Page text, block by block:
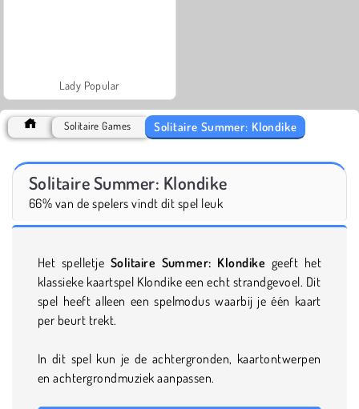
Lady Popular
Solitaire Games Solitaire Summer: Klondike
Solitaire Summer: Klondike
66% van de spelers vindt dit spel leuk
Het spelletje Solitaire Summer: Klondike geeft het
klassieke kaartspel Klondike een echt strandgevoel. Dit
spel heeft alleen een spelmodus waarbij je één kaart
per beurt trekt.
In dit spel kun je de achtergronden, kaartontwerpen
en achtergrondmuziek aanpassen.